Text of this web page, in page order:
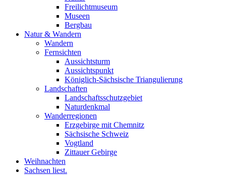
Freilichtmuseum
Museen
Bergbau
Natur & Wandern
Wandern
Fernsichten
Aussichtsturm
Aussichtspunkt
Königlich-Sächsische Triangulierung
Landschaften
Landschaftsschutzgebiet
Naturdenkmal
Wanderregionen
Erzgebirge mit Chemnitz
Sächsische Schweiz
Vogtland
Zittauer Gebirge
Weihnachten
Sachsen liest.